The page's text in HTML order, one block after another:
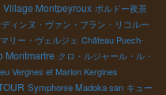
Village Montpeyroux ボルドー夜景
ィンヌ・ヴァン・ブラン・リコルー
リー・ヴェルジェ Château Puech-
Montmartre クロ・ルジャール・ル・
Vergnes et Marion Kergines
Symphonie Madoka san キュー